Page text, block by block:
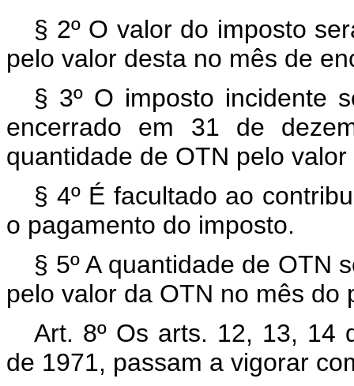
§ 2º O valor do imposto
pelo valor desta no mês de
§ 3º O imposto incidente
encerrado em 31 de
quantidade de OTN pelo
§ 4º É facultado ao
o pagamento do imposto.
§ 5º A quantidade de OTN
pelo valor da OTN no mês do
Art. 8º Os arts. 12, 13, 14
de 1971, passam a vigorar